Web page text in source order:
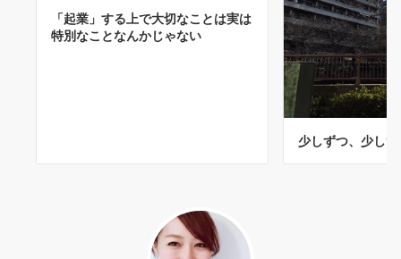
「起業」する上で大切なことは実は
特別なことなんかじゃない
少しずつ、少しず